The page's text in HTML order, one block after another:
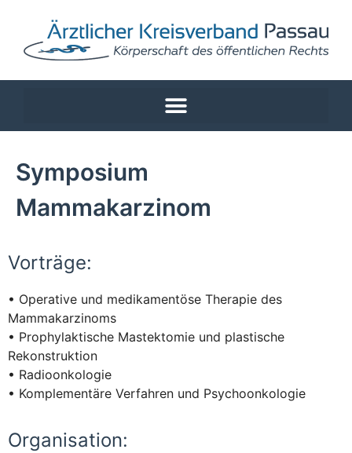
Symposium
Mammakarzinom
Vorträge:
• Operative und medikamentöse Therapie des
Mammakarzinoms
• Prophylaktische Mastektomie und plastische
Rekonstruktion
• Radioonkologie
• Komplementäre Verfahren und Psychoonkologie
Organisation: